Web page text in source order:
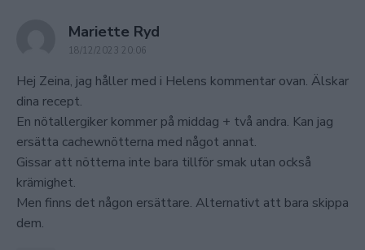
Mariette Ryd
18/12/2023 20:06
Hej Zeina, jag håller med i Helens kommentar ovan. Älskar
dina recept.
En nötallergiker kommer på middag + två andra. Kan jag
ersätta cachewnötterna med något annat.
Gissar att nötterna inte bara tillför smak utan också
krämighet.
Men finns det någon ersättare. Alternativt att bara skippa
dem.